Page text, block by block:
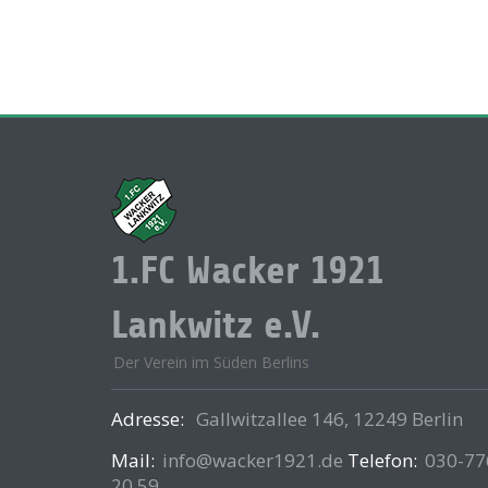
1.FC Wacker 1921
Lankwitz e.V.
Der Verein im Süden Berlins
Adresse: Gallwitzallee 146, 12249 Berlin
Mail: info@wacker1921.de Telefon: 030-